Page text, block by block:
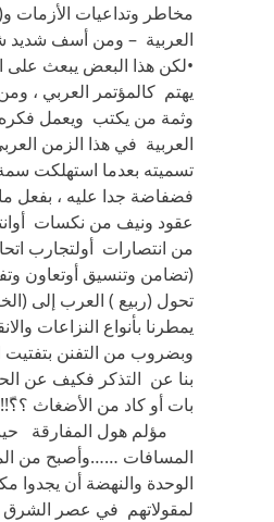
مخاطر وتداعيات الأزمات
العربية – ومن أسف شديد
•لكن هذا البعض يبعث على
يهتم كالمؤتمر العربي ،
وثمة من يكتب ويعمل
العربية في هذا الزمن
تسميته بعدما استهلكت
فضفاضة جدا عليه ، بفعل
عقود ونيف من نكسات
من انتصارات أولتجارب
(تضامن وتنسيق أوتعاون
تحول (ربيع ) العرب إلى
يمطرنا بأنواع النزاعات
وبضروب من التفنن بتفتيت
بنا عن التذكر فكيف عن
بات أو كاد من الأضغاث
مؤلم هول المفارقة
المسافات ……وأصبح من
الوحدة والنهضة أن يجدوا
لمقولاتهم في عصر الشرق